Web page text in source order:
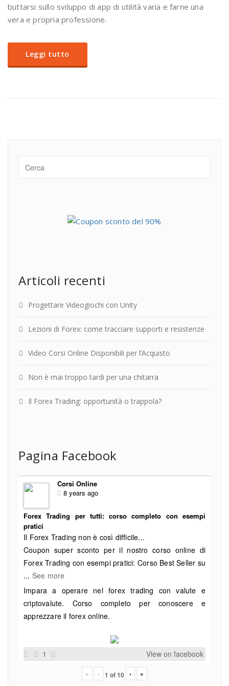
buttarsi sullo sviluppo di app di utilità varia e farne una
vera e propria professione.
Leggi tutto
Articoli recenti
Progettare Videogiochi con Unity
Lezioni di Forex: come tracciare supporti e resistenze
Video Corsi Online Disponibili per l’Acquisto
Non è mai troppo tardi per una chitarra
Il Forex Trading: opportunità o trappola?
Pagina Facebook
Corsi Online
8 years ago
Forex Trading per tutti: corso completo con esempi
pratici
Il Forex Trading non è così difficile...
Coupon super sconto per il nostro corso online di
Forex Trading con esempi pratici: Corso Best Seller su
... See more
Impara a operare nel forex trading con valute e
criptovalute. Corso completo per conoscere e
apprezzare il forex online.
1 View on facebook
« ‹ 1 of10 › »